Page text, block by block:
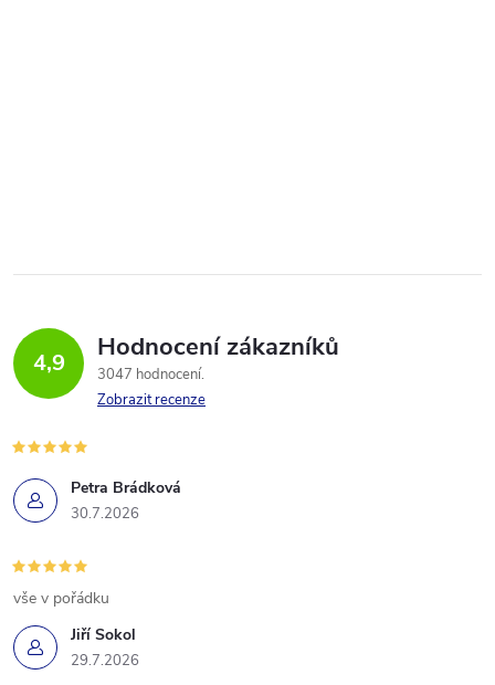
4,9 Hodnocení zákazníků
3047 hodnocení
Zobrazit recenze
Petra Brádková
30.7.2026
Jiří Sokol
29.7.2026
vše v pořádku